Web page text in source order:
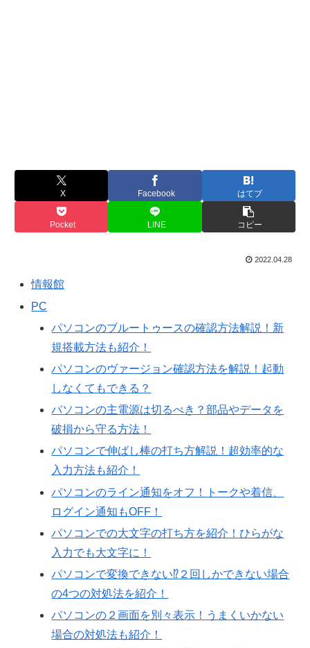
X Facebook はてブ
Pocket LINE コピー
2022.04.28
情報館
PC
パソコンのブルートゥースの確認方法解説！新
規搭載方法も紹介！
パソコンのヴァージョン確認方法を解説！起動
しなくてもできる？
パソコンの主電源は切るべき？部品やデータを
破損から守る方法！
パソコンで伸ばし棒の打ち方解説！超効率的な
入力方法も紹介！
パソコンのライン通知をオフ！トークや着信、
ログイン通知もOFF！
パソコンでの大文字の打ち方を紹介！ひらがな
入力でも大文字に！
パソコンで変換できない⁉２回しかできない場合
の4つの対処法を紹介！
パソコンの２画面を別々表示！うまくいかない
場合の対処法も紹介！